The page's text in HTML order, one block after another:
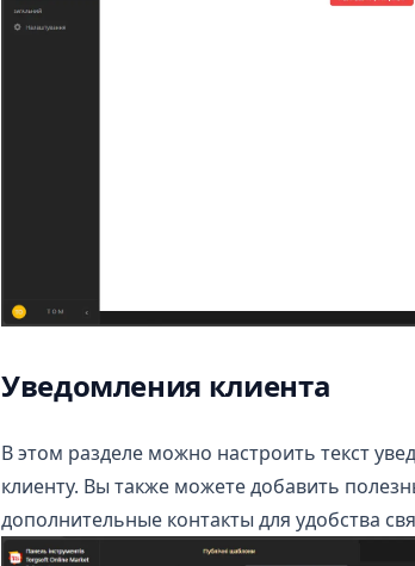
Уведомления клиента
В этом разделе можно настроить текст
клиенту. Вы также можете добавить
дополнительные контакты для удобства